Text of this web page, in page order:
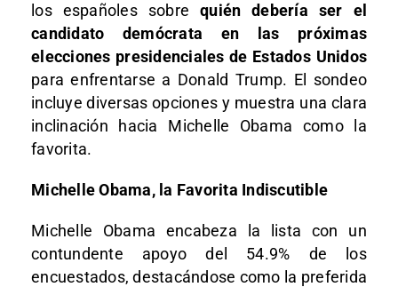
los españoles sobre quién debería ser el
candidato demócrata en las próximas
elecciones presidenciales de Estados Unidos
para enfrentarse a Donald Trump. El sondeo
incluye diversas opciones y muestra una clara
inclinación hacia Michelle Obama como la
favorita.
Michelle Obama, la Favorita Indiscutible
Michelle Obama encabeza la lista con un
contundente apoyo del 54.9% de los
encuestados, destacándose como la preferida